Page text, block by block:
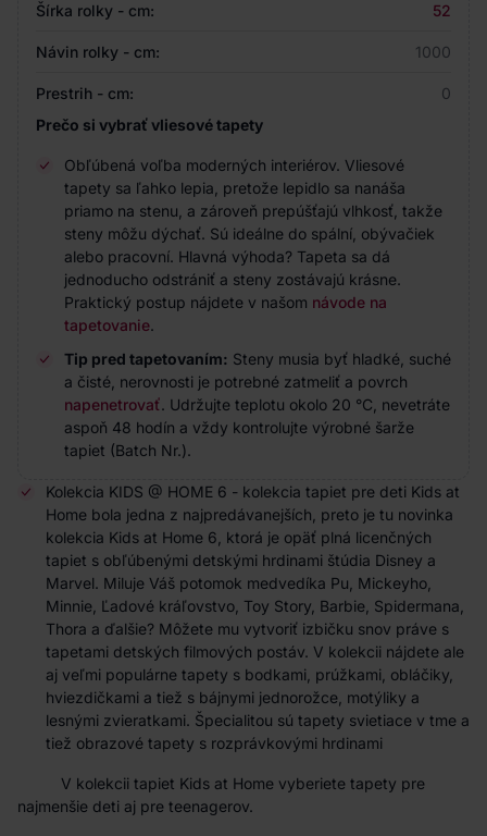
Šírka rolky - cm: 52
Návin rolky - cm: 1000
Prestrih - cm:
0
Prečo si vybrať vliesové tapety
Obľúbená voľba moderných interiérov. Vliesové
tapety sa ľahko lepia, pretože lepidlo sa nanáša
priamo na stenu, a zároveň prepúšťajú vlhkosť, takže
steny môžu dýchať. Sú ideálne do spální, obývačiek
alebo pracovní. Hlavná výhoda? Tapeta sa dá
jednoducho odstrániť a steny zostávajú krásne.
Praktický postup nájdete v našom návode na
tapetovanie.
Tip pred tapetovaním: Steny musia byť hladké, suché
a čisté, nerovnosti je potrebné zatmeliť a povrch
napenetrovať. Udržujte teplotu okolo 20 °C, nevetráte
aspoň 48 hodín a vždy kontrolujte výrobné šarže
tapiet (Batch Nr.).
Kolekcia KIDS @ HOME 6 - kolekcia tapiet pre deti Kids at
Home bola jedna z najpredávanejších, preto je tu novinka
kolekcia Kids at Home 6, ktorá je opäť plná licenčných
tapiet s obľúbenými detskými hrdinami štúdia Disney a
Marvel. Miluje Váš potomok medvedíka Pu, Mickeyho,
Minnie, Ľadové kráľovstvo, Toy Story, Barbie, Spidermana,
Thora a ďalšie? Môžete mu vytvoriť izbičku snov práve s
tapetami detských filmových postáv. V kolekcii nájdete ale
aj veľmi populárne tapety s bodkami, prúžkami, obláčiky,
hviezdičkami a tiež s bájnymi jednorožce, motýliky a
lesnými zvieratkami. Špecialitou sú tapety svietiace v tme a
tiež obrazové tapety s rozprávkovými hrdinami
V kolekcii tapiet Kids at Home vyberiete tapety pre
najmenšie deti aj pre teenagerov.